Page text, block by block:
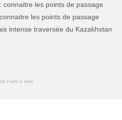
connaitre les points de passage
les points de passage
intense traversée du Kazakhstan
Paris à vélo